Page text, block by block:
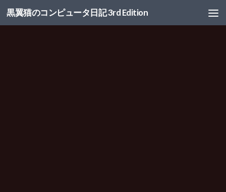
コンテンツへスキップ
黒翼猫のコンピュータ日記 3rd Edition